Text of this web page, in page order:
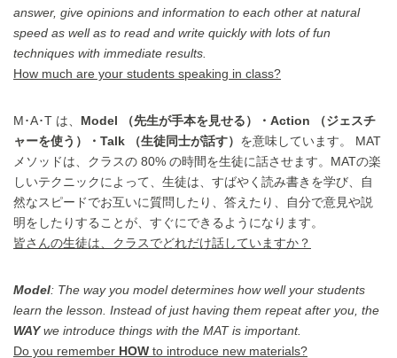
answer, give opinions and information to each other at natural
speed as well as to read and write quickly with lots of fun
techniques with immediate results.
How much are your students speaking in class?
M･A･T は、 Model （先生が手本を見せる）・Action （ジェスチ
ャーを使う）・Talk （生徒同士が話す） を意味しています。 MAT
メソッドは、クラスの 80% の時間を生徒に話させます。MATの楽
しいテクニックによって、生徒は、すばやく読み書きを学び、自
然なスピードでお互いに質問したり、答えたり、自分で意見や説
明をしたりすることが、すぐにできるようになります。
皆さんの生徒は、クラスでどれだけ話していますか？
Model: The way you model determines how well your students
learn the lesson. Instead of just having them repeat after you, the
WAYwe introduce things with the MAT is important.
Do you remember HOW to introduce new materials?